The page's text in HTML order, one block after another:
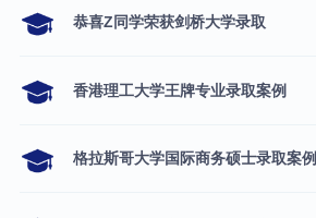
​恭喜Z同学荣获剑桥大学录取
香港理工大学王牌专业录取案例
格拉斯哥大学国际商务硕士录取案例